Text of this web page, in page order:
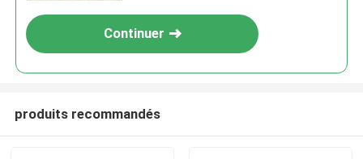
Continuer
produits recommandés